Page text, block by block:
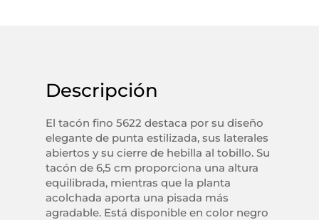
Descripción
El tacón fino 5622 destaca por su diseño
elegante de punta estilizada, sus laterales
abiertos y su cierre de hebilla al tobillo. Su
tacón de 6,5 cm proporciona una altura
equilibrada, mientras que la planta
acolchada aporta una pisada más
agradable. Está disponible en color negro